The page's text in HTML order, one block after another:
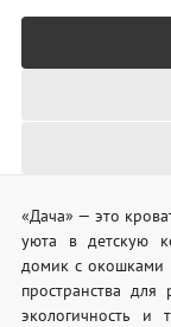
«Дача» — это
уюта в детскую
домик с окошками
пространства для
экологичность и